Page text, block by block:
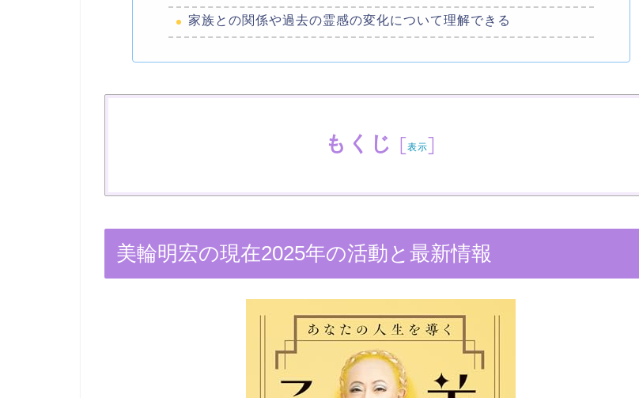
家族との関係や過去の霊感の変化について理解できる
もくじ [表示]
美輪明宏の現在2025年の活動と最新情報